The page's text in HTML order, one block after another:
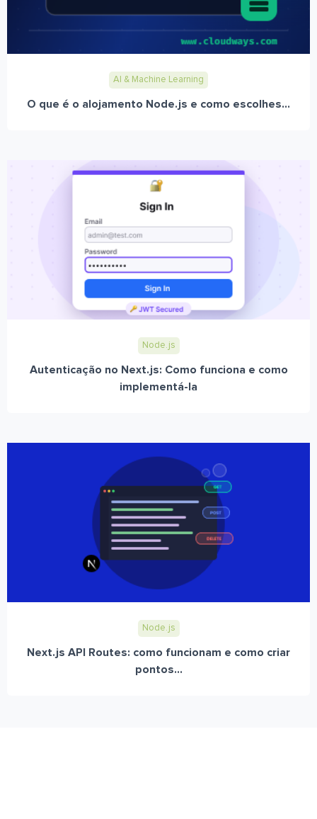
AI & Machine Learning
O que é o alojamento Node.js e como escolhes...
Node.js
Autenticação no Next.js: Como funciona e como
implementá-la
Node.js
Next.js API Routes: como funcionam e como criar
pontos...